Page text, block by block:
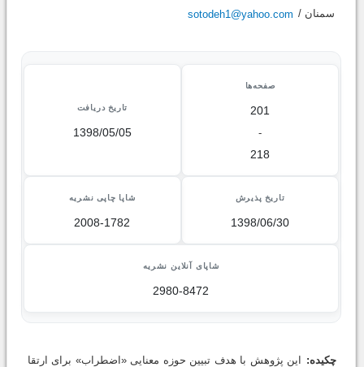
سمنان / sotodeh1@yahoo.com
صفحه‌ها
201
-
218
تاریخ دریافت
1398/05/05
تاریخ پذیرش
1398/06/30
شاپا چاپی نشریه
2008-1782
شاپای آنلاین نشریه
2980-8472
چکیده:
این پژوهش با هدف تبیین حوزه معنایی «اضطراب» برای ارتقا